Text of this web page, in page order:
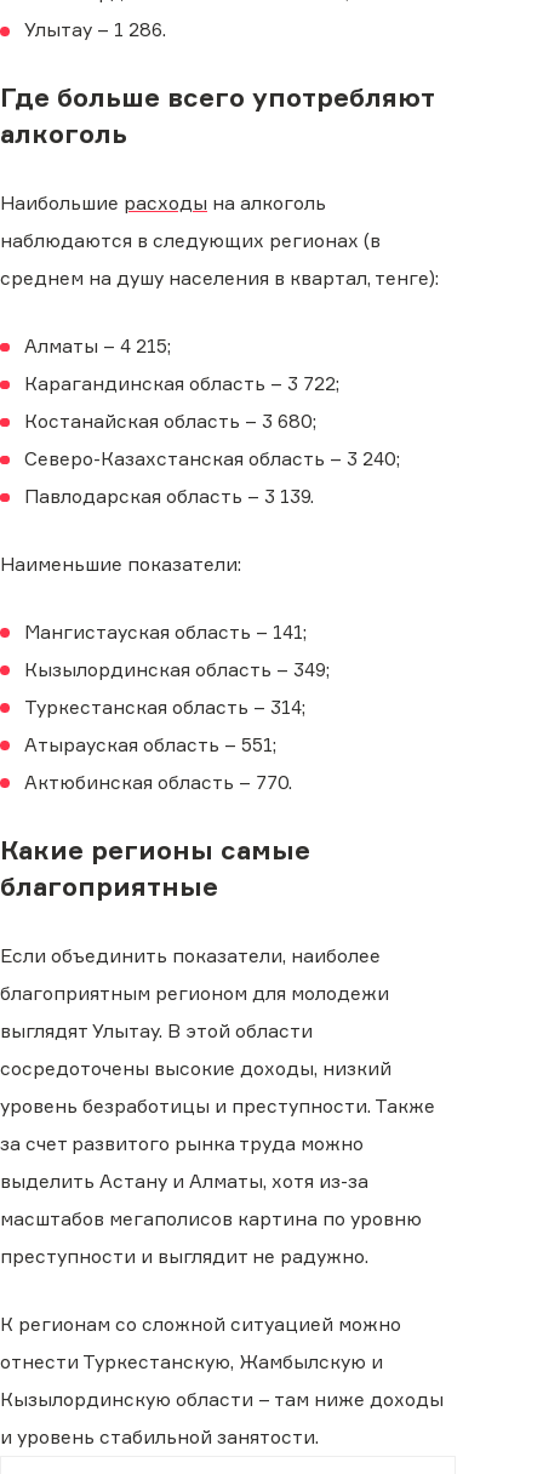
Улытау – 1 286.
Где больше всего употребляют
алкоголь
Наибольшие расходы на алкоголь
наблюдаются в следующих регионах (в
среднем на душу населения в квартал, тенге):
Алматы – 4 215;
Карагандинская область – 3 722;
Костанайская область – 3 680;
Северо-Казахстанская область – 3 240;
Павлодарская область – 3 139.
Наименьшие показатели:
Мангистауская область – 141;
Кызылординская область – 349;
Туркестанская область – 314;
Атырауская область – 551;
Актюбинская область – 770.
Какие регионы самые
благоприятные
Если объединить показатели, наиболее
благоприятным регионом для молодежи
выглядят Улытау. В этой области
сосредоточены высокие доходы, низкий
уровень безработицы и преступности. Также
за счет развитого рынка труда можно
выделить Астану и Алматы, хотя из-за
масштабов мегаполисов картина по уровню
преступности и выглядит не радужно.
К регионам со сложной ситуацией можно
отнести Туркестанскую, Жамбылскую и
Кызылординскую области – там ниже доходы
и уровень стабильной занятости.